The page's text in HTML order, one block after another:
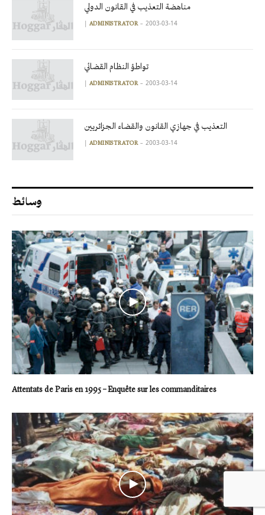
مناهضة التعذيب في القانون الدولي
| ADMINISTRATOR 2003-03-14
تواطؤ النظام القضائي
| ADMINISTRATOR 2003-03-14
التعذيب في جهازي القانون والقضاء الجزائريين
| ADMINISTRATOR 2003-03-14
وسائط
Attentats de Paris en 1995 – Enquête sur les commanditaires